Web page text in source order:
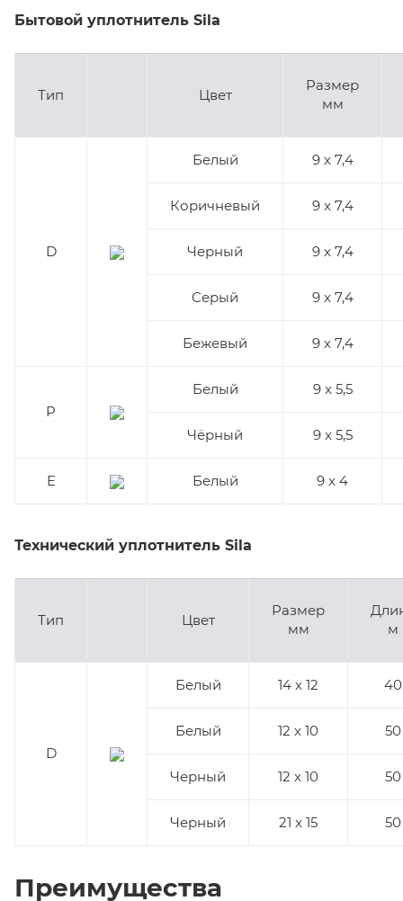
Бытовой уплотнитель Sila
Тип Цвет
Размер
мм
D
Белый 9 x 7,4
Коричневый 9 x 7,4
Черный 9 x 7,4
Серый 9 x 7,4
Бежевый 9 x 7,4
P
Белый 9 x 5,5
Чёрный 9 x 5,5
E Белый 9 x 4
Технический уплотнитель Sila
Тип Цвет
Размер
мм
м
D
Белый 14 x 12 40
Белый 12 x 10 50
Черный 12 x 10 50
Черный 21 x 15 50
Преимущества